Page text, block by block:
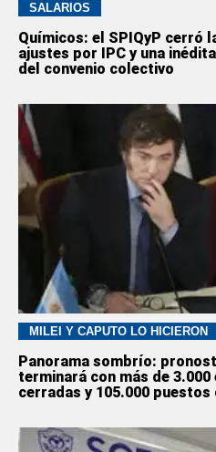
SALARIOS
Químicos: el SPIQyP cerró
ajustes por IPC y una
del convenio colectivo
MILEI Y CAPUTO LO HICIERON
Panorama sombrío:
terminará con más de
cerradas y 105.000